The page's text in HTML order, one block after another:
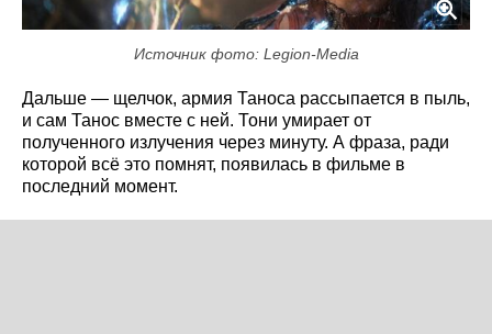
Источник фото: Legion-Media
Дальше — щелчок, армия Таноса рассыпается в пыль,
и сам Танос вместе с ней. Тони умирает от
полученного излучения через минуту. А фраза, ради
которой всё это помнят, появилась в фильме в
последний момент.